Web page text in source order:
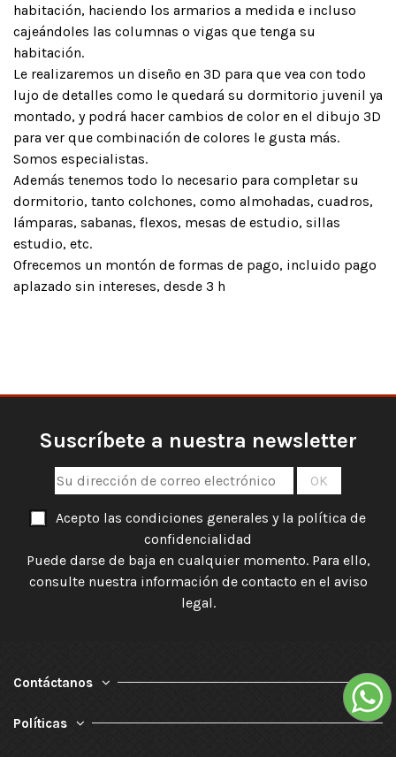
habitación, haciendo los armarios a medida e incluso
cajeándoles las columnas o vigas que tenga su
habitación.
Le realizaremos un diseño en 3D para que vea con todo
lujo de detalles como le quedará su dormitorio juvenil ya
montado, y podrá hacer cambios de color en el dibujo 3D
para ver que combinación de colores le gusta más.
Somos especialistas.
Además tenemos todo lo necesario para completar su
dormitorio, tanto colchones, como almohadas, cuadros,
lámparas, sabanas, flexos, mesas de estudio, sillas
estudio, etc.
Ofrecemos un montón de formas de pago, incluido pago
aplazado sin intereses, desde 3 h
Suscríbete a nuestra newsletter
Acepto las condiciones generales y la política de
confidencialidad
Puede darse de baja en cualquier momento. Para ello,
consulte nuestra información de contacto en el aviso
legal.
Contáctanos
Políticas